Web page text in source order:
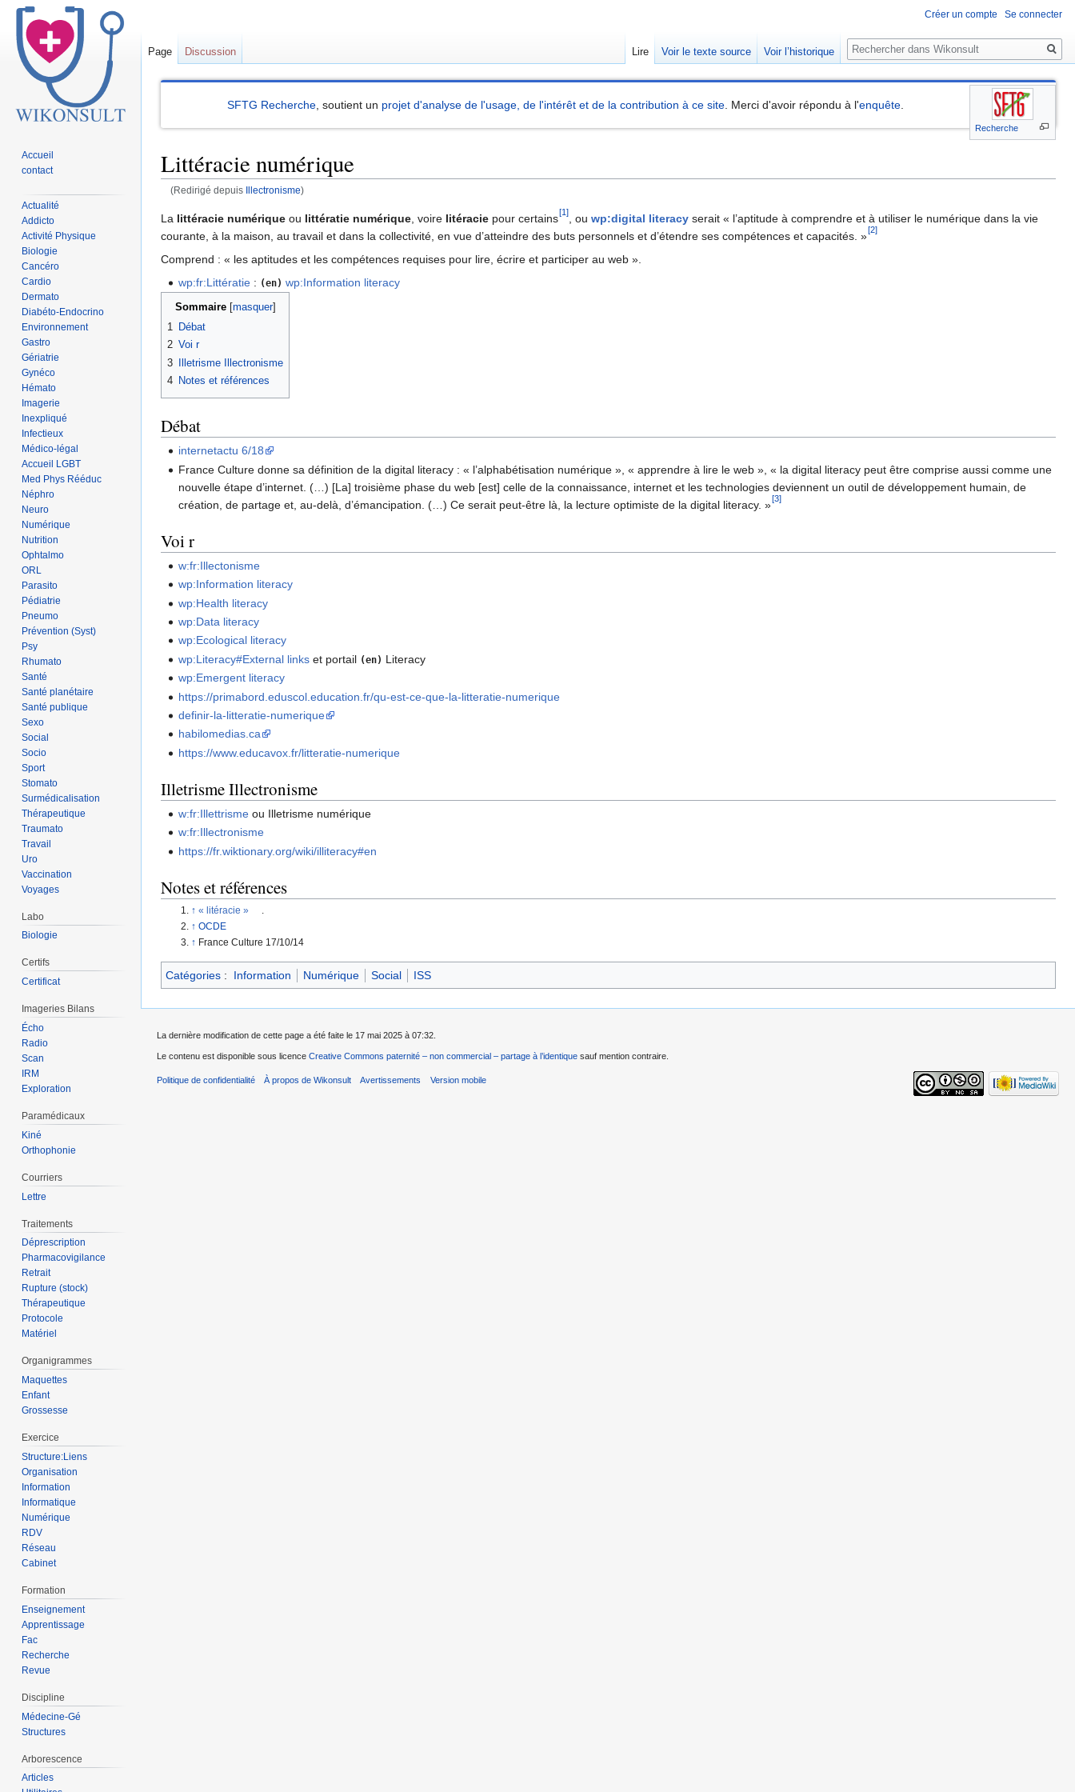
Recherche
SFTG Recherche , soutient un projet d'analyse de l'usage, de l'intérêt et de la contribution à ce site . Merci d'avoir répondu à l'enquête
Littéracie numérique
(Redirigé depuis Illectronisme)
Sauter
à
la
Sauter
à
la
La littéracie numérique ou littératie numérique , voire litéracie pour certains[1] , ou wp:digital literacy serait « l’aptitude à comprendre et à utiliser le numérique dans la vie
courante, à la maison, au travail et dans la collectivité, en vue d’atteindre des buts personnels et d’étendre ses compétences et capacités. »[2]
Comprend : « les aptitudes et les compétences requises pour lire, écrire et participer au web ».
wp:fr:Littératie : (en) wp:Information literacy
Sommaire
1
Débat
2 Voi r
3 Illetrisme Illectronisme
4 Notes et références
Débat
internetactu 6/18
France Culture donne sa définition de la digital literacy : « l’alphabétisation numérique », « apprendre à lire le web », « la digital literacy peut être comprise aussi comme une
nouvelle étape d’internet. (…) [La] troisième phase du web [est] celle de la connaissance, internet et les technologies deviennent un outil de développement humain, de
création, de partage et, au-delà, d’émancipation. (…) Ce serait peut-être là, la lecture optimiste de la digital literacy. »[3]
Voi r
w:fr:Illectonisme
wp:Information literacy
wp:Health literacy
wp:Data literacy
wp:Ecological literacy
wp:Literacy#External links et portail (en) Literacy
wp:Emergent literacy
https://primabord.eduscol.education.fr/qu-est-ce-que-la-litteratie-numerique
definir-la-litteratie-numerique
habilomedias.ca
https://www.educavox.fr/litteratie-numerique
Illetrisme Illectronisme
w:fr:Illettrisme ou Illetrisme numérique
w:fr:Illectronisme
https://fr.wiktionary.org/wiki/illiteracy#en
Notes et références
↑ « litéracie »
.
↑ OCDE
↑ France Culture 17/10/14
Catégories : Information Numérique Social ISS
Créer un compte Se connecter
Page Discussion Lire Voir le texte source Voir l’historique
Rechercher
Accueil
contact
Actualité
Addicto
Activité Physique
Biologie
Cancéro
Cardio
Dermato
Diabéto-Endocrino
Environnement
Gastro
Gériatrie
Gynéco
Hémato
Imagerie
Inexpliqué
Infectieux
Médico-légal
Accueil LGBT
Med Phys Rééduc
Néphro
Neuro
Numérique
Nutrition
Ophtalmo
ORL
Parasito
Pédiatrie
Pneumo
Prévention (Syst)
Psy
Rhumato
Santé
Santé planétaire
Santé publique
Sexo
Social
Socio
Sport
Stomato
Surmédicalisation
Thérapeutique
Traumato
Travail
Uro
Vaccination
Voyages
Labo
Biologie
Certifs
Certificat
Imageries Bilans
Écho
Radio
Scan
IRM
Exploration
Paramédicaux
Kiné
Orthophonie
Courriers
Lettre
Traitements
Déprescription
Pharmacovigilance
Retrait
Rupture (stock)
Thérapeutique
Protocole
Matériel
Organigrammes
Maquettes
Enfant
Grossesse
Exercice
Structure:Liens
Organisation
Information
Informatique
Numérique
RDV
Réseau
Cabinet
Formation
Enseignement
Apprentissage
Fac
Recherche
Revue
Discipline
Médecine-Gé
Structures
Arborescence
Articles
La dernière modification de cette page a été faite le 17 mai 2025 à 07:32.
Le contenu est disponible sous licence Creative Commons paternité – non commercial – partage à l’identique sauf mention contraire.
Politique de confidentialité À propos de Wikonsult Avertissements Version mobile